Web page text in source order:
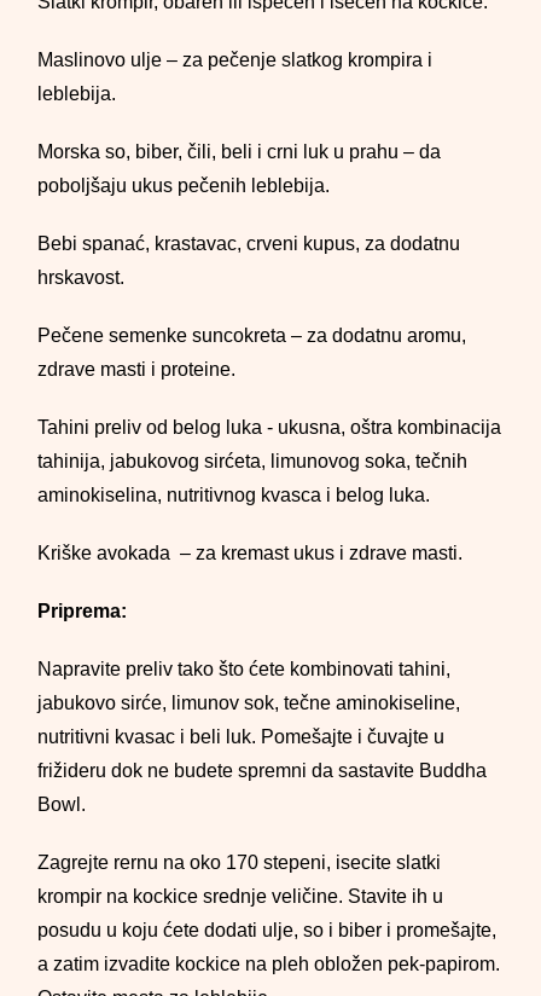
Maslinovo ulje – za pečenje slatkog krompira i
leblebija.
Morska so, biber, čili, beli i crni luk u prahu – da
poboljšaju ukus pečenih leblebija.
Bebi spanać, krastavac, crveni kupus, za dodatnu
hrskavost.
Pečene semenke suncokreta – za dodatnu aromu,
zdrave masti i proteine.
Tahini preliv od belog luka - ukusna, oštra kombinacija
tahinija, jabukovog sirćeta, limunovog soka, tečnih
aminokiselina, nutritivnog kvasca i belog luka.
Kriške avokada – za kremast ukus i zdrave masti.
Priprema:
Napravite preliv tako što ćete kombinovati tahini,
jabukovo sirće, limunov sok, tečne aminokiseline,
nutritivni kvasac i beli luk. Pomešajte i čuvajte u
frižideru dok ne budete spremni da sastavite Buddha
Bowl.
Zagrejte rernu na oko 170 stepeni, isecite slatki
krompir na kockice srednje veličine. Stavite ih u
posudu u koju ćete dodati ulje, so i biber i promešajte,
a zatim izvadite kockice na pleh obložen pek-papirom.